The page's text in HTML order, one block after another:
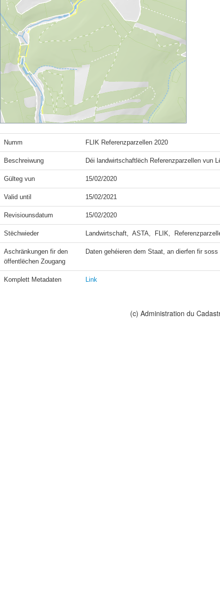
Numm FLIK Referenzparzellen 2020
Beschreiwung Déi landwirtschaftlëch Referenzparzellen vun
Gülteg vun 15/02/2020
Valid until 15/02/2021
Revisiounsdatum 15/02/2020
Stëchwieder Landwirtschaft,  ASTA,  FLIK,
Aschränkungen fir den
öffentlëchen Zougang
Daten gehéieren dem Staat, an dierfen fir
Komplett Metadaten Link
(c) Administration du